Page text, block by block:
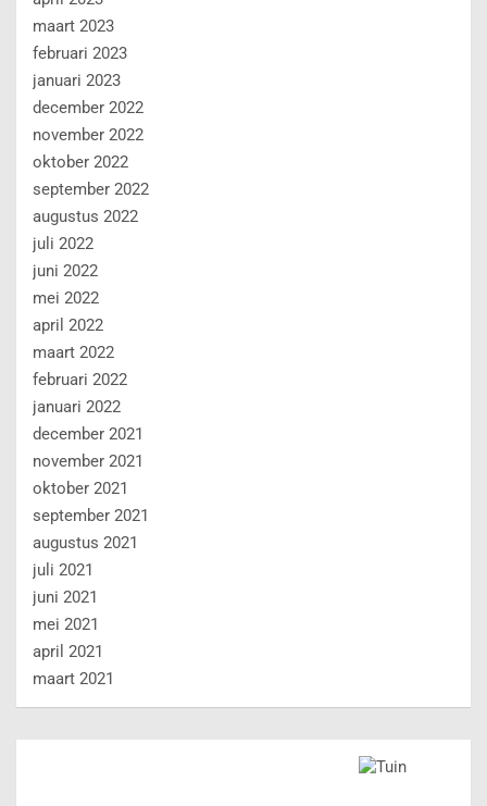
maart 2023
februari 2023
januari 2023
december 2022
november 2022
oktober 2022
september 2022
augustus 2022
juli 2022
juni 2022
mei 2022
april 2022
maart 2022
februari 2022
januari 2022
december 2021
november 2021
oktober 2021
september 2021
augustus 2021
juli 2021
juni 2021
mei 2021
april 2021
maart 2021